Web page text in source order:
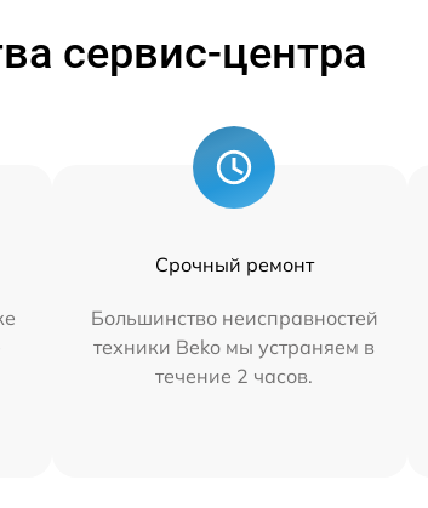
сервис-центра
Срочный ремонт
Большинство неисправностей
техники Beko мы устраняем в
течение 2 часов.